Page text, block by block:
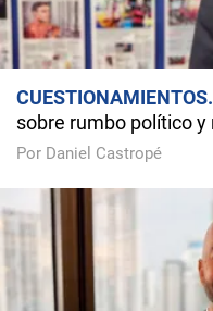
CUESTIONAMIENTOS
sobre rumbo político
Por Daniel Castropé